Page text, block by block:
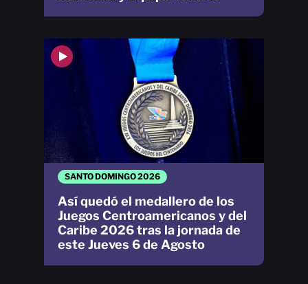
SANTO DOMINGO 2026
Así quedó el medallero de los
Juegos Centroamericanos y del
Caribe 2026 tras la jornada de
este Jueves 6 de Agosto